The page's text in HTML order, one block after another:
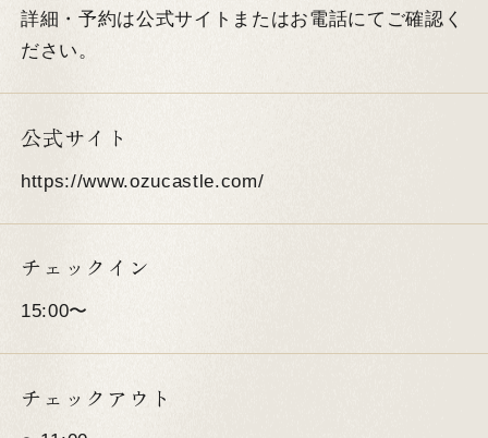
詳細・予約は公式サイトまたはお電話にてご確認く
ださい。
公式サイト
https://www.ozucastle.com/
チェックイン
15:00〜
チェックアウト